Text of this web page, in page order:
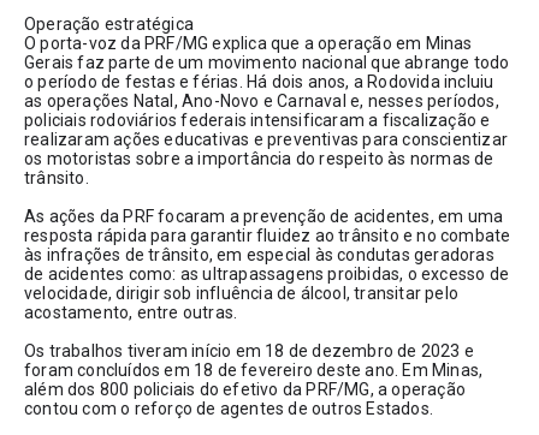
Operação estratégica
O porta-voz da PRF/MG explica que a operação em Minas
Gerais faz parte de um movimento nacional que abrange todo
o período de festas e férias. Há dois anos, a Rodovida incluiu
as operações Natal, Ano-Novo e Carnaval e, nesses períodos,
policiais rodoviários federais intensificaram a fiscalização e
realizaram ações educativas e preventivas para conscientizar
os motoristas sobre a importância do respeito às normas de
trânsito.
As ações da PRF focaram a prevenção de acidentes, em uma
resposta rápida para garantir fluidez ao trânsito e no combate
às infrações de trânsito, em especial às condutas geradoras
de acidentes como: as ultrapassagens proibidas, o excesso de
velocidade, dirigir sob influência de álcool, transitar pelo
acostamento, entre outras.
Os trabalhos tiveram início em 18 de dezembro de 2023 e
foram concluídos em 18 de fevereiro deste ano. Em Minas,
além dos 800 policiais do efetivo da PRF/MG, a operação
contou com o reforço de agentes de outros Estados.